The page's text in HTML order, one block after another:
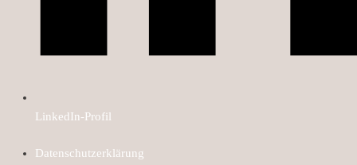
LinkedIn-Profil
Datenschutzerklärung